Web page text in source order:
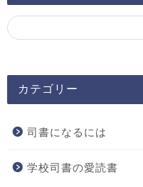
カテゴリー
司書になるには
学校司書の愛読書